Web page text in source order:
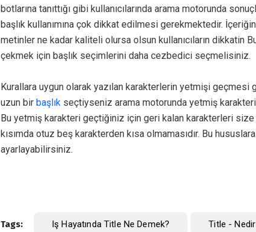
botlarına tanıttığı gibi kullanıcılarında arama motorunda
başlık kullanımına çok dikkat edilmesi gerekmektedir.
metinler ne kadar kaliteli olursa olsun kullanıcıların dikkatin
çekmek için başlık seçimlerini daha cezbedici seçmelisiniz.
Kurallara uygun olarak yazılan karakterlerin yetmişi
uzun bir başlık seçtiyseniz arama motorunda yetmiş
Bu yetmiş karakteri geçtiğiniz için geri kalan karakterleri
kısımda otuz beş karakterden kısa olmamasıdır. Bu
ayarlayabilirsiniz.
Tags: Iş Hayatında Title Ne Demek? Title -